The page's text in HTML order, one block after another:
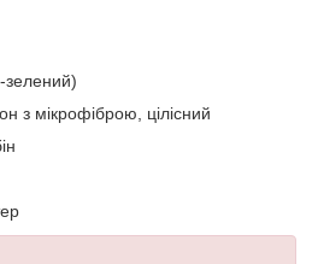
зелений)
з мікрофіброю, цілісний